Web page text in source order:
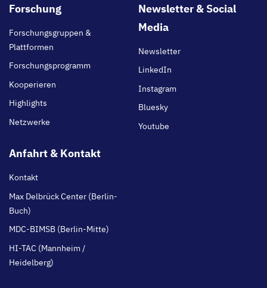
Footer
Forschung
Forschungsgruppen &
Plattformen
Forschungsprogramm
Kooperieren
Highlights
Netzwerke
Newsletter & Social
Media
Newsletter
LinkedIn
Instagram
Bluesky
Youtube
Anfahrt & Kontakt
Kontakt
Max Delbrück Center (Berlin-
Buch)
MDC-BIMSB (Berlin-Mitte)
HI-TAC (Mannheim /
Heidelberg)